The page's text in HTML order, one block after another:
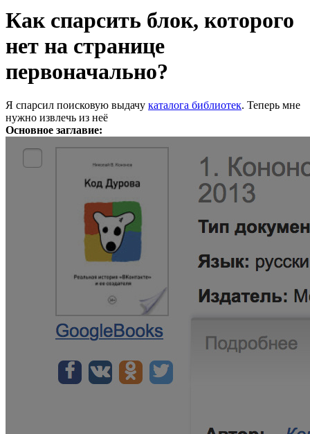
Как спарсить блок, которого
нет на странице
первоначально?
Я спарсил поисковую выдачу каталога библиотек. Теперь мне
нужно извлечь из неё
Основное заглавие: